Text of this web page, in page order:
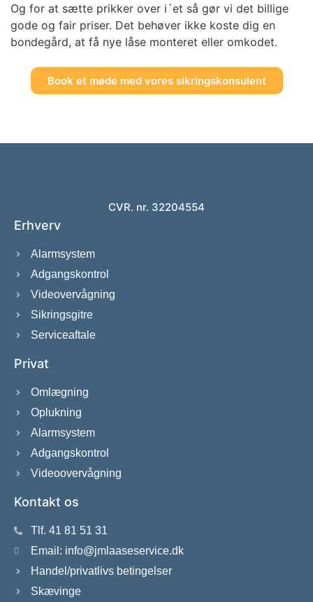
Og for at sætte prikker over i´et så gør vi det billige
gode og fair priser. Det behøver ikke koste dig en
bondegård, at få nye låse monteret eller omkodet.
Book et møde med vores sikringskonsulent
CVR. nr. 32204554
Erhverv
Alarmsystem
Adgangskontrol
Videovervågning
Sikringsgitre
Serviceaftale
Privat
Omlægning
Oplukning
Alarmsystem
Adgangskontrol
Videoovervågning
Kontakt os
Tlf. 41 81 51 31
Email: info@jmlaaseservice.dk
Handel/privatlivs betingelser
Skævinge